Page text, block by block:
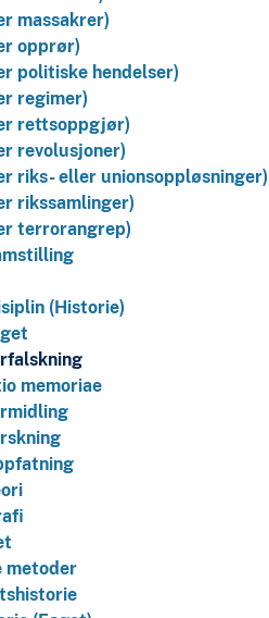
massakrer)
opprør)
politiske hendelser)
regimer)
rettsoppgjør)
revolusjoner)
riks- eller unionsoppløsninger)
rikssamlinger)
terrorangrep)
(Historie)
memoriae
metoder